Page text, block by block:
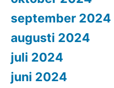
september 2024
augusti 2024
juli 2024
juni 2024